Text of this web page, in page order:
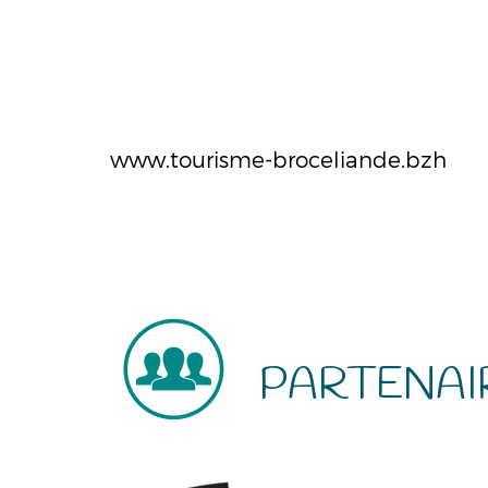
www.tourisme-broceliande.bzh